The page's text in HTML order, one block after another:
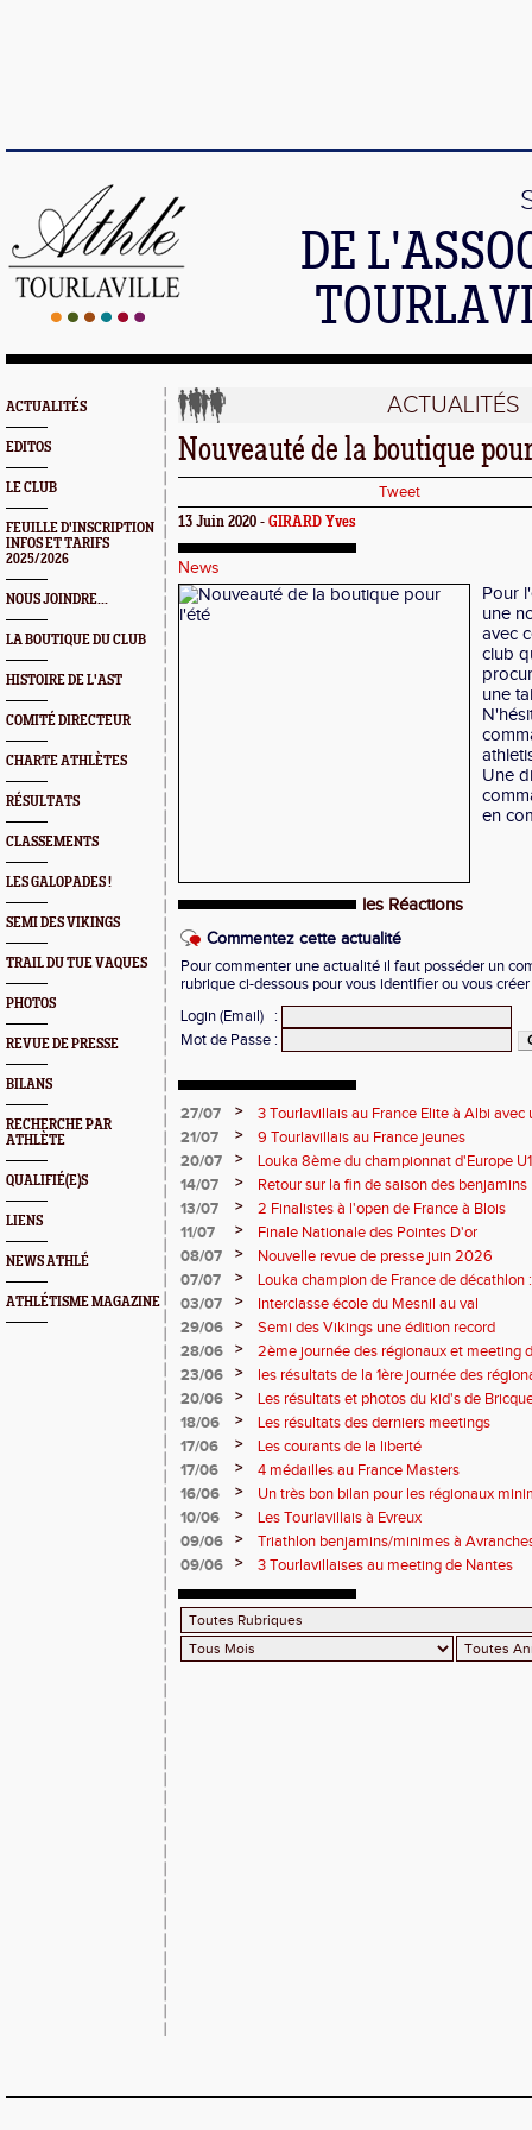
DE
ACTUALITÉS
EDITOS
LE CLUB
FEUILLE D'INSCRIPTION
INFOS ET TARIFS
2025/2026
NOUS JOINDRE...
LA BOUTIQUE DU CLUB
HISTOIRE DE L'AST
COMITÉ DIRECTEUR
CHARTE ATHLÈTES
RÉSULTATS
CLASSEMENTS
LES GALOPADES !
SEMI DES VIKINGS
TRAIL DU TUE VAQUES
PHOTOS
REVUE DE PRESSE
BILANS
RECHERCHE PAR
ATHLÈTE
QUALIFIÉ(E)S
LIENS
NEWS ATHLÉ
ATHLÉTISME MAGAZINE
ACTUALITÉS
Nouveauté de la boutique
Tweet
13 Juin 2020 - GIRARD Yves
News
Pour
une
avec
club
une
Une
en
les Réactions
Commentez cette actualité
Pour commenter une actualité il faut posséder un
rubrique ci-dessous pour vous identifier ou vous
Login (Email)
:
Mot de Passe :
27/07 >
3 Tourlavillais au France Elite à Albi
Juliette
21/07 >
9 Tourlavillais au France jeunes
20/07
>
Louka 8ème du championnat d'Europe
14/07
>
Retour sur la fin de saison des benjamins
13/07
>
2 Finalistes à l'open de France à Blois
11/07
>
Finale Nationale des Pointes D'or
08/07
>
Nouvelle revue de presse juin 2026
07/07
>
Louka champion de France de décathlon
points !
03/07 >
Interclasse école du Mesnil au val
29/06
>
Semi des Vikings une édition record
28/06
>
2ème journée des régionaux et meeting
23/06
>
les résultats de la 1ère journée des
2 titres
20/06 >
Les résultats et photos du kid's de
18/06
>
Les résultats des derniers meetings
17/06
>
Les courants de la liberté
17/06
>
4 médailles au France Masters
16/06
>
Un très bon bilan pour les régionaux
10/06
>
Les Tourlavillais à Evreux
09/06
>
Triathlon benjamins/minimes à
09/06
> 3 Tourlavillaises au meeting de Nantes